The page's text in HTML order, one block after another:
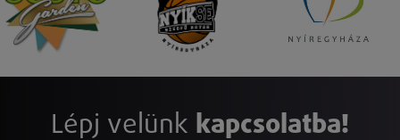
Lépj velünk kapcsolatba!